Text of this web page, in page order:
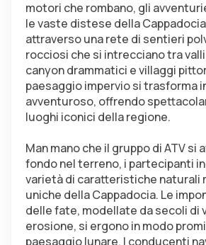
motori che rombano, gli
le vaste distese della
attraverso una rete di sentieri
rocciosi che si intrecciano tra
canyon drammatici e villaggi
paesaggio impervio si trasforma
avventuroso, offrendo
luoghi iconici della regione.
Man mano che il gruppo di ATV si
fondo nel terreno, i partecipanti
varietà di caratteristiche naturali
uniche della Cappadocia. Le
delle fate, modellate da secoli di
erosione, si ergono in modo
paesaggio lunare. I conducenti